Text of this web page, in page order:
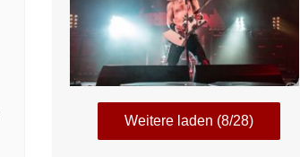
Weitere laden (8/28)